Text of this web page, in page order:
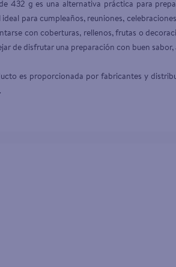
432 g es una alternativa práctica para
para cumpleaños, reuniones,
con coberturas, rellenos, frutas o
de disfrutar una preparación con buen
es proporcionada por fabricantes y